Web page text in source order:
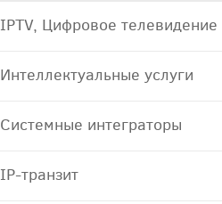
IPTV, Цифровое телевидение
Интеллектуальные услуги
Системные интеграторы
IP-транзит